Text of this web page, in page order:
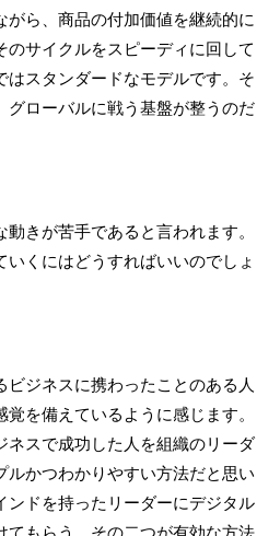
がら、商品の付加価値を継続的に
のサイクルをスピーディに回して
はスタンダードなモデルです。そ
グローバルに戦う基盤が整うのだ
きが苦手であると言われます。
くにはどうすればいいのでしょ
ビジネスに携わったことのある人
を備えているように感じます。
ネスで成功した人を組織のリーダ
ルかつわかりやすい方法だと思い
ンドを持ったリーダーにデジタル
てもらう。その二つが有効な方法